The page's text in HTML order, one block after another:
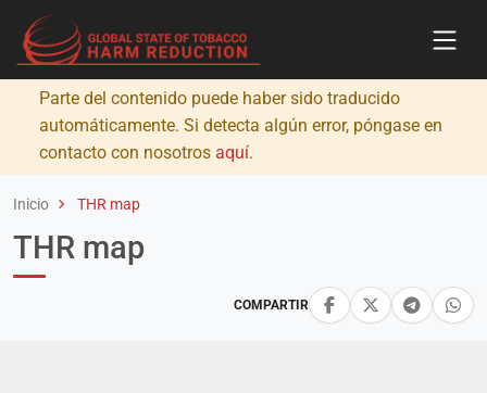
Parte del contenido puede haber sido traducido
automáticamente. Si detecta algún error, póngase en
contacto con nosotros aquí.
Inicio THR map
COMPARTIR
THR map